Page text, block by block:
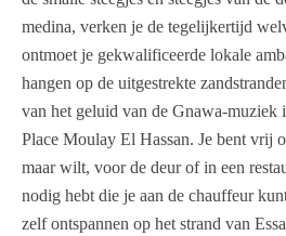
medina, verken je de tegelijkertijd
ontmoet je gekwalificeerde lokale
hangen op de uitgestrekte
van het geluid van de Gnawa-muziek
Place Moulay El Hassan. Je bent vrij
maar wilt, voor de deur of in een
nodig hebt die je aan de chauffeur
zelf ontspannen op het strand van